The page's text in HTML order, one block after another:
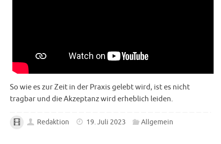
So wie es zur Zeit in der Praxis gelebt wird, ist es nicht
tragbar und die Akzeptanz wird erheblich leiden.
Redaktion 19. Juli 2023 Allgemein